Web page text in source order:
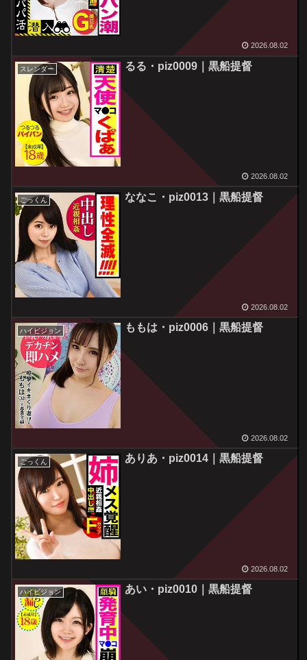
2026.08.02
スレンダー るる・piz0009｜黒船提督
2026.08.02
ごっくん ななこ・piz0013｜黒船提督
2026.08.02
ハイビジョン ももは・piz0006｜黒船提督
2026.08.02
ごっくん ありあ・piz0014｜黒船提督
2026.08.02
ハイビジョン あい・piz0010｜黒船提督